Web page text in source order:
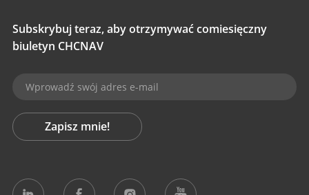
Subskrybuj teraz, aby otrzymywać comiesięczny
biuletyn CHCNAV
Zapisz mnie!